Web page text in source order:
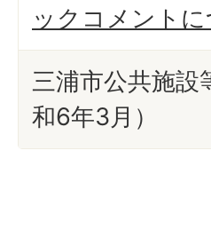
ックコメント
三浦市公共施
和6年3月）